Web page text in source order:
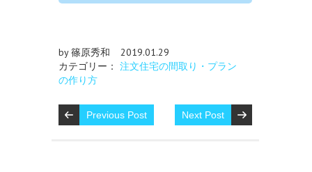
by 篠原秀和
2019.01.29
カテゴリー： 注文住宅の間取り・プラン
の作り方
Previous Post Next Post